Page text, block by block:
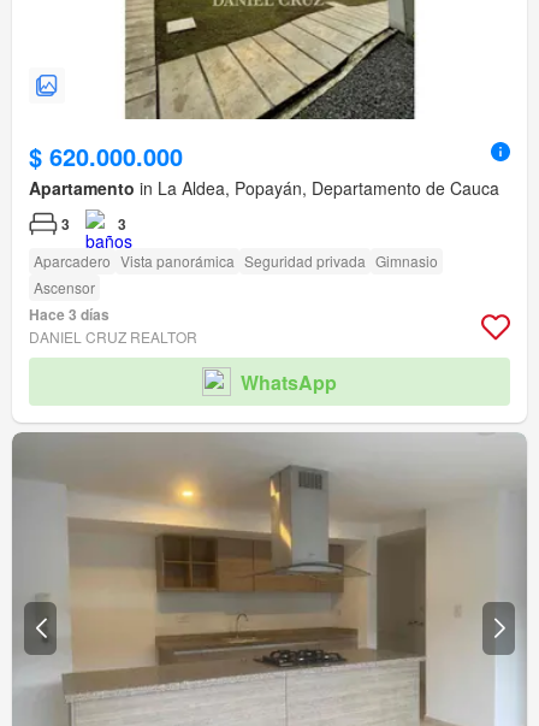
$ 620.000.000
Apartamento in La Aldea, Popayán, Departamento de Cauca
3 3
Aparcadero Vista panorámica Seguridad privada Gimnasio
Ascensor
Hace 3 días
DANIEL CRUZ REALTOR
WhatsApp